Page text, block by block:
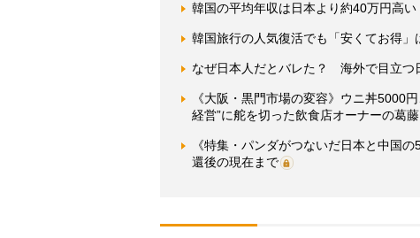
韓国の平均年収は日本より約40万円高
韓国旅行の人気復活でも「安くてお得
なぜ日本人だとバレた？ 海外で目立つ
《大阪・黒門市場の変容》ウニ丼5000
経営”に舵を切った飲食店オーナーの葛藤
《特集・パンダがつないだ日本と中国
還後の現在まで